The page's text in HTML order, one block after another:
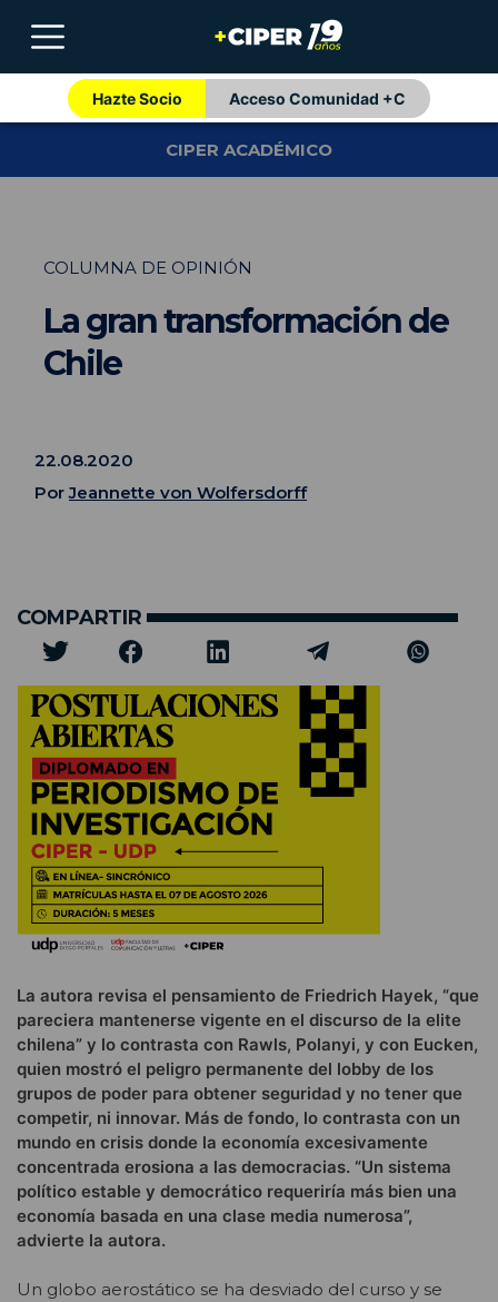
Hazte Socio Acceso Comunidad +C
CIPER ACADÉMICO
COLUMNA DE OPINIÓN
La gran transformación de
Chile
22.08.2020
PorJeannette von Wolfersdorff
COMPARTIR
La autora revisa el pensamiento de Friedrich Hayek, “que
pareciera mantenerse vigente en el discurso de la elite
chilena” y lo contrasta con Rawls, Polanyi, y con Eucken,
quien mostró el peligro permanente del lobby de los
grupos de poder para obtener seguridad y no tener que
competir, ni innovar. Más de fondo, lo contrasta con un
mundo en crisis donde la economía excesivamente
concentrada erosiona a las democracias. “Un sistema
político estable y democrático requeriría más bien una
economía basada en una clase media numerosa”,
advierte la autora.
Un globo aerostático se ha desviado del curso y se